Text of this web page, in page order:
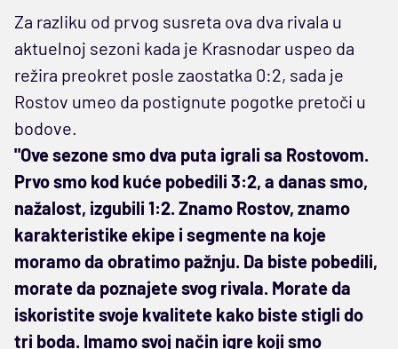
Za razliku od prvog susreta ova dva rivala u
aktuelnoj sezoni kada je Krasnodar uspeo da
režira preokret posle zaostatka 0:2, sada je
Rostov umeo da postignute pogotke pretoči u
bodove.
"Ove sezone smo dva puta igrali sa Rostovom.
Prvo smo kod kuće pobedili 3:2, a danas smo,
nažalost, izgubili 1:2. Znamo Rostov, znamo
karakteristike ekipe i segmente na koje
moramo da obratimo pažnju. Da biste pobedili,
morate da poznajete svog rivala. Morate da
iskoristite svoje kvalitete kako biste stigli do
tri boda. Imamo svoj način igre koji smo